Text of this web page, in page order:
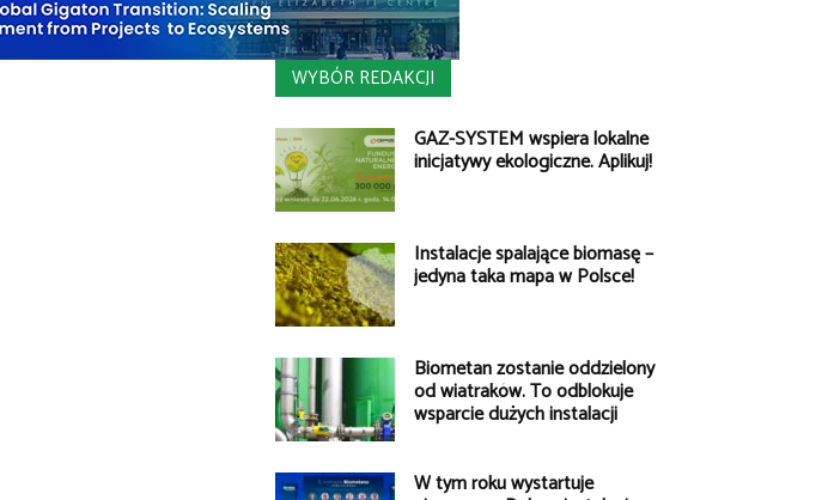
WYBÓR REDAKCJI
GAZ-SYSTEM wspiera lokalne
inicjatywy ekologiczne. Aplikuj!
Instalacje spalające biomasę –
jedyna taka mapa w Polsce!
Biometan zostanie oddzielony
od wiatraków. To odblokuje
wsparcie dużych instalacji
W tym roku wystartuje